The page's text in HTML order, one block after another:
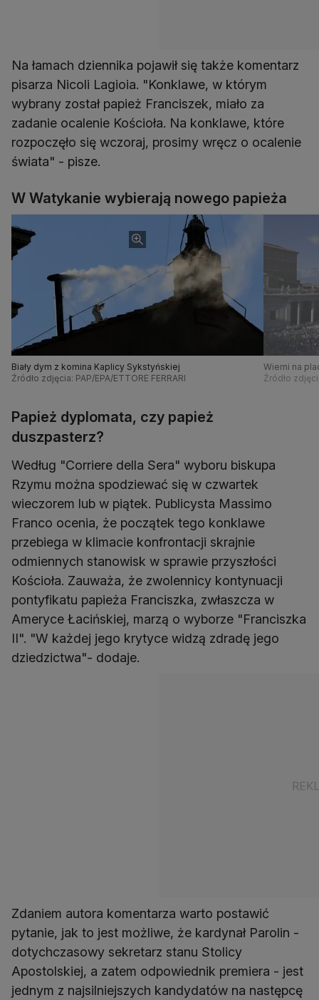
Na łamach dziennika pojawił się także komentarz
pisarza Nicoli Lagioia. "Konklawe, w którym
wybrany został papież Franciszek, miało za
zadanie ocalenie Kościoła. Na konklawe, które
rozpoczęło się wczoraj, prosimy wręcz o ocalenie
świata" - pisze.
W Watykanie wybierają nowego papieża
Biały dym z komina Kaplicy Sykstyńskiej
Źródło zdjęcia: PAP/EPA/ETTORE FERRARI
Wierni na
Źródło
Papież dyplomata, czy papież
duszpasterz?
Według "Corriere della Sera" wyboru biskupa
Rzymu można spodziewać się w czwartek
wieczorem lub w piątek. Publicysta Massimo
Franco ocenia, że początek tego konklawe
przebiega w klimacie konfrontacji skrajnie
odmiennych stanowisk w sprawie przyszłości
Kościoła. Zauważa, że zwolennicy kontynuacji
pontyfikatu papieża Franciszka, zwłaszcza w
Ameryce Łacińskiej, marzą o wyborze "Franciszka
II". "W każdej jego krytyce widzą zdradę jego
dziedzictwa"- dodaje.
Zdaniem autora komentarza warto postawić
pytanie, jak to jest możliwe, że kardynał Parolin -
dotychczasowy sekretarz stanu Stolicy
Apostolskiej, a zatem odpowiednik premiera - jest
jednym z najsilniejszych kandydatów na następcę